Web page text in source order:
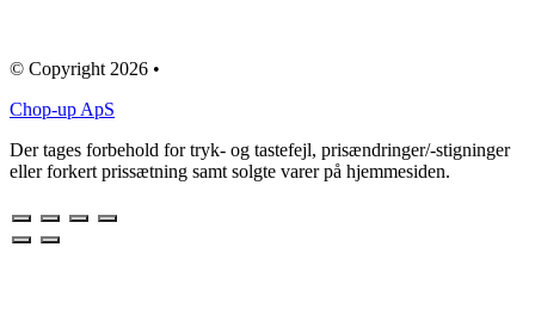
© Copyright 2026 •
Chop-up ApS
Der tages forbehold for tryk- og tastefejl, prisændringer/-stigninger
eller forkert prissætning samt solgte varer på hjemmesiden.